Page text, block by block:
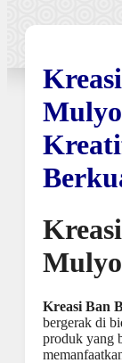
Mulyo
Kreasi Ban
bergerak di
produk yang